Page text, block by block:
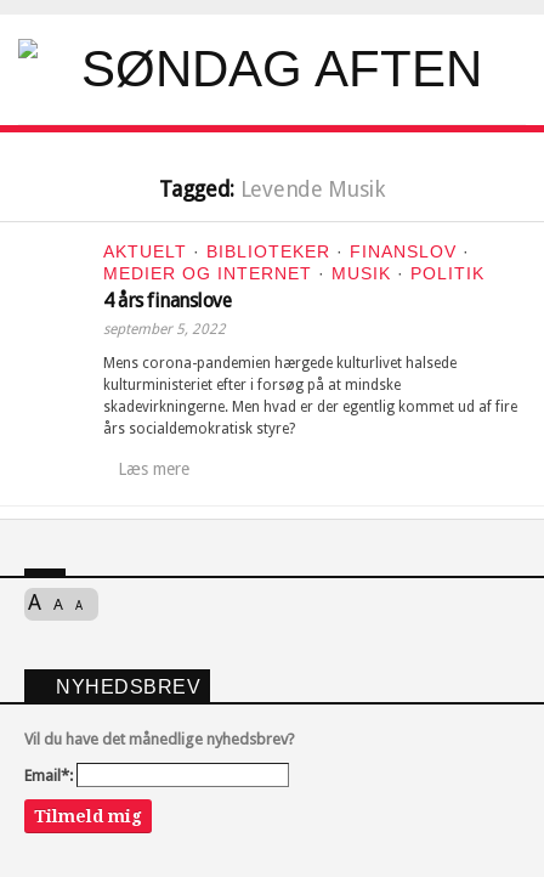
Tagged: Levende Musik
AKTUELT · BIBLIOTEKER · FINANSLOV ·
MEDIER OG INTERNET · MUSIK · POLITIK
4 års finanslove
september 5, 2022
Mens corona-pandemien hærgede kulturlivet halsede
kulturministeriet efter i forsøg på at mindske
skadevirkningerne. Men hvad er der egentlig kommet ud af fire
års socialdemokratisk styre?
Læs mere
A A A
NYHEDSBREV
Vil du have det månedlige nyhedsbrev?
Email*:
Tilmeld mig